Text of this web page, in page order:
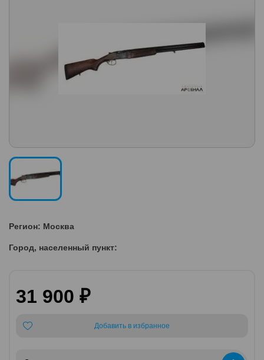
Регион: Москва
Город, населенный пункт:
31 900 ₽
Добавить в избранное